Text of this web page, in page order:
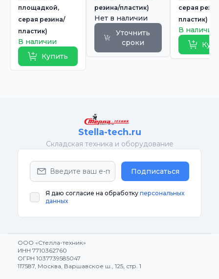
площадкой,
серая резина/
пластик)
В наличии
Купить
резина/пластик)
Нет в наличии
Уточнить
сроки
серая
пластик)
В наличии
Stella-tech.ru
Cкладская техника и оборудование
Подписаться
Я даю согласие на обработку персональных
данных
ООО «Стелла-техник»
ИНН 7710362760
ОГРН 1037739585047
117587, Москва, Варшавское ш., 125, стр. 1